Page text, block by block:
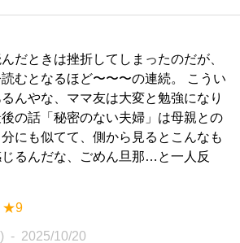
だときは挫折してしまったのだが、
むとなるほど〜〜〜の連続。 こうい
んやな、ママ友は大変と勉強になり
の話「秘密のない夫婦」は母親との
にも似てて、側から見るとこんなも
じるんだな、ごめん旦那…と一人反
★9
2025/10/20